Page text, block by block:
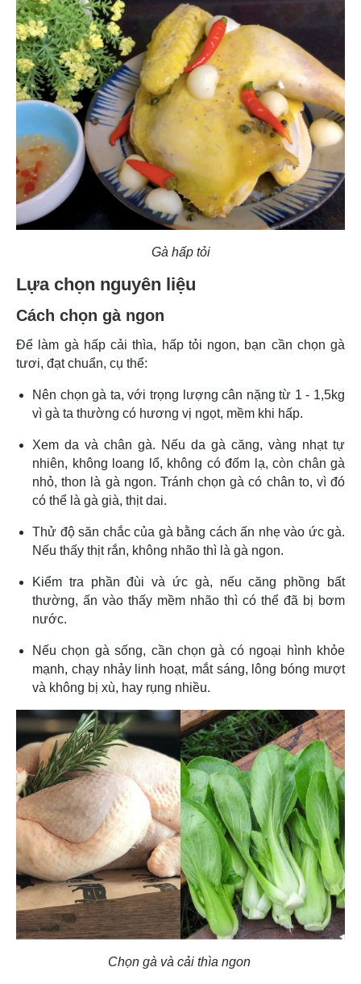
Gà hấp tỏi
Lựa chọn nguyên liệu
Cách chọn gà ngon
Để làm gà hấp cải thìa, hấp tỏi ngon, bạn cần chọn gà
tươi, đạt chuẩn, cụ thể:
Nên chọn gà ta, với trọng lượng cân nặng từ 1 - 1,5kg
vì gà ta thường có hương vị ngọt, mềm khi hấp.
Xem da và chân gà. Nếu da gà căng, vàng nhạt tự
nhiên, không loang lổ, không có đốm lạ, còn chân gà
nhỏ, thon là gà ngon. Tránh chọn gà có chân to, vì đó
có thể là gà già, thịt dai.
Thử độ săn chắc của gà bằng cách ấn nhẹ vào ức gà.
Nếu thấy thịt rắn, không nhão thì là gà ngon.
Kiểm tra phần đùi và ức gà, nếu căng phồng bất
thường, ấn vào thấy mềm nhão thì có thể đã bị bơm
nước.
Nếu chọn gà sống, cần chọn gà có ngoại hình khỏe
mạnh, chạy nhảy linh hoạt, mắt sáng, lông bóng mượt
và không bị xù, hay rụng nhiều.
Chọn gà và cải thìa ngon